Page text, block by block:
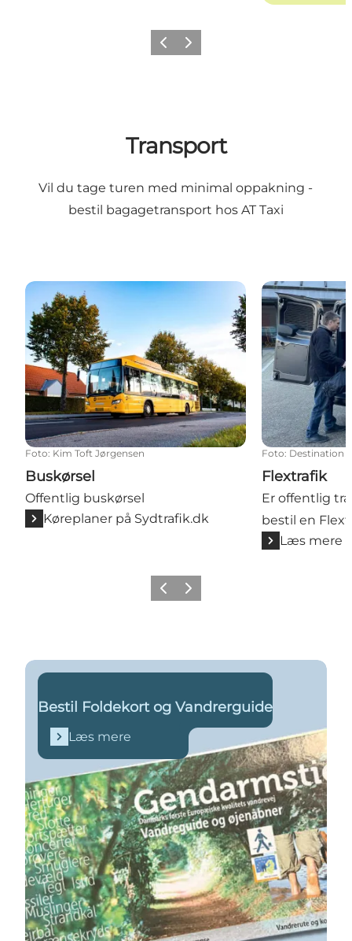
ForrigeNæste
Transport
Vil du tage turen med minimal oppakning -
bestil bagagetransport hos AT Taxi
Buskørsel
Foto: Kim Toft Jørgensen
Buskørsel
Offentlig buskørsel
Køreplaner på Sydtrafik.dk
Flextrafik
Foto: Destination
Flextrafik
Er offentlig
bestil en
Læs mere
ForrigeNæste
Læs mere
Bestil Foldekort og Vandrerguide
Læs mere